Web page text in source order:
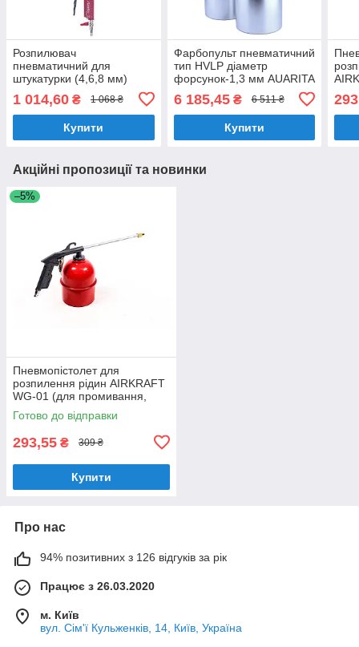
Розпилювач
пневматичний для
штукатурки (4,6,8 мм)
1 014,60 ₴ 1 068 ₴
Купити
Фарбопульт пневматичний
тип HVLP діаметр
форсунок-1,3 мм AUARITA
6 185,45₴ 6 511 ₴
Купити
Акційні пропозиції та новинки
–5%
Пневмопістолет для
розпилення рідин AIRKRAFT
WG-01 (для промивання,
нафтування)
Готово до відправки
293,55 ₴ 309 ₴
Купити
Про нас
94% позитивних з 126 відгуків за рік
Працює з 26.03.2020
м. Київ
вул. Сім'ї Кульженків, 14, Київ, Україна